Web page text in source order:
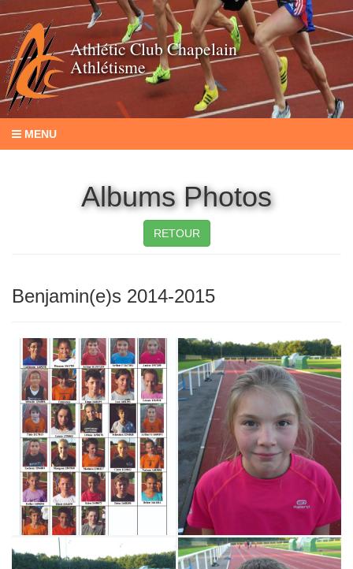
Athlétic Club Chapelain
Athlétisme
MENU
Albums Photos
RETOUR
Benjamin(e)s 2014-2015